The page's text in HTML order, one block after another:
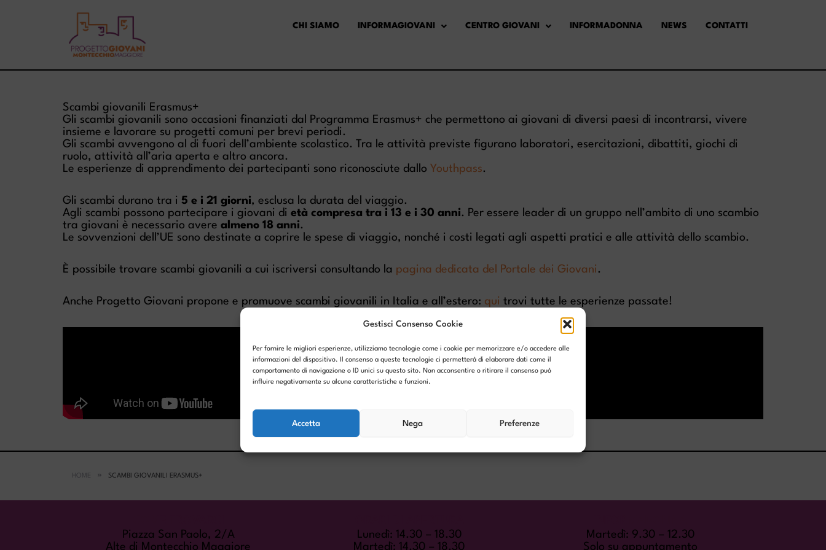
Gestisci Consenso Cookie
Per fornire le migliori esperienze, utilizziamo tecnologie come i cookie per memorizzare e/o accedere alle
informazioni del dispositivo. Il consenso a queste tecnologie ci permetterà di elaborare dati come il
comportamento di navigazione o ID unici su questo sito. Non acconsentire o ritirare il consenso può
influire negativamente su alcune caratteristiche e funzioni.
Accetta Nega Preferenze
CHI SIAMO INFORMAGIOVANI CENTRO GIOVANI INFORMADONNA NEWS CONTATTI
Scambi giovanili Erasmus+
Gli scambi giovanili sono occasioni finanziati dal Programma Erasmus+ che permettono ai giovani di diversi paesi di incontrarsi, vivere
insieme e lavorare su progetti comuni per brevi periodi.
Gli scambi avvengono al di fuori dell’ambiente scolastico. Tra le attività previste figurano laboratori, esercitazioni, dibattiti, giochi di
ruolo, attività all’aria aperta e altro ancora.
Le esperienze di apprendimento dei partecipanti sono riconosciute dallo Youthpass.
Gli scambi durano tra i 5 e i 21 giorni, esclusa la durata del viaggio.
Agli scambi possono partecipare i giovani di età compresa tra i 13 e i 30 anni. Per essere leader di un gruppo nell’ambito di uno scambio
tra giovani è necessario avere almeno 18 anni.
Le sovvenzioni dell’UE sono destinate a coprire le spese di viaggio, nonché i costi legati agli aspetti pratici e alle attività dello scambio.
È possibile trovare scambi giovanili a cui iscriversi consultando la pagina dedicata del Portale dei Giovani.
Anche Progetto Giovani propone e promuove scambi giovanili in Italia e all’estero: qui trovi tutte le esperienze passate!
HOME SCAMBI GIOVANILI ERASMUS+
Piazza San Paolo, 2/A
Alte di Montecchio Maggiore
Lunedì: 14.30 – 18.30
Martedì: 14.30 – 18.30
Martedì: 9.30 – 12.30
Solo su appuntamento